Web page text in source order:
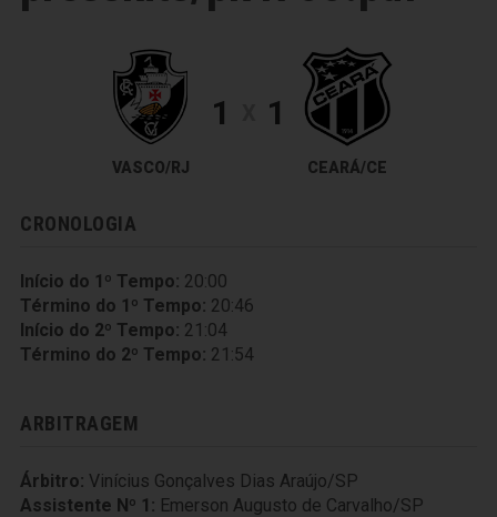
VASCO/RJ
1 1
CEARÁ/CE
CRONOLOGIA
Início do 1º Tempo: 20:00
Término do 1º Tempo: 20:46
Início do 2º Tempo: 21:04
Término do 2º Tempo: 21:54
ARBITRAGEM
Árbitro: Vinícius Gonçalves Dias Araújo/SP
Assistente Nº 1: Emerson Augusto de Carvalho/SP